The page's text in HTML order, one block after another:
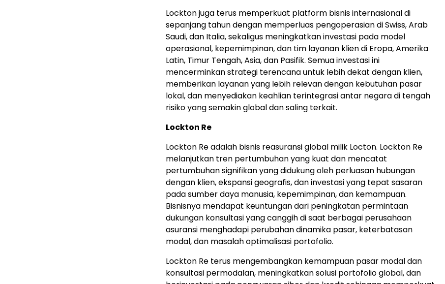
Lockton juga terus memperkuat platform bisnis internasional di
sepanjang tahun dengan memperluas pengoperasian di Swiss, Arab
Saudi, dan Italia, sekaligus meningkatkan investasi pada model
operasional, kepemimpinan, dan tim layanan klien di Eropa, Amerika
Latin, Timur Tengah, Asia, dan Pasifik. Semua investasi ini
mencerminkan strategi terencana untuk lebih dekat dengan klien,
memberikan layanan yang lebih relevan dengan kebutuhan pasar
lokal, dan menyediakan keahlian terintegrasi antar negara di tengah
risiko yang semakin global dan saling terkait.
Lockton Re
Lockton Re adalah bisnis reasuransi global milik Locton. Lockton Re
melanjutkan tren pertumbuhan yang kuat dan mencatat
pertumbuhan signifikan yang didukung oleh perluasan hubungan
dengan klien, ekspansi geografis, dan investasi yang tepat sasaran
pada sumber daya manusia, kepemimpinan, dan kemampuan.
Bisnisnya mendapat keuntungan dari peningkatan permintaan
dukungan konsultasi yang canggih di saat berbagai perusahaan
asuransi menghadapi perubahan dinamika pasar, keterbatasan
modal, dan masalah optimalisasi portofolio.
Lockton Re terus mengembangkan kemampuan pasar modal dan
konsultasi permodalan, meningkatkan solusi portofolio global, dan